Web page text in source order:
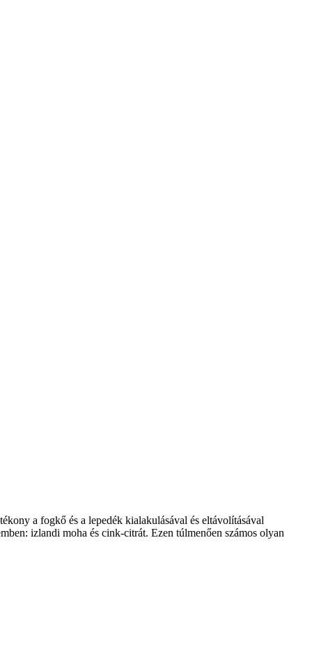
a fogkő és a lepedék kialakulásával és eltávolításával
izlandi moha és cink-citrát. Ezen túlmenően számos olyan